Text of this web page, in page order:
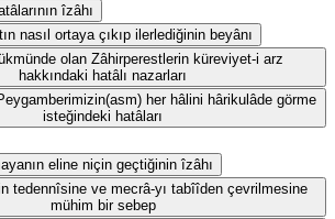
îzâhı
nasıl ortaya çıkıp ilerlediğinin beyânı
olan Zâhirperestlerin küreviyet-i arz
hakkındaki hatâlı nazarları
her hâlini hârikulâde görme
isteğindeki hatâları
eline niçin geçtiğinin îzâhı
tedennîsine ve mecrâ-yı tabîîden çevrilmesine
mühim bir sebep